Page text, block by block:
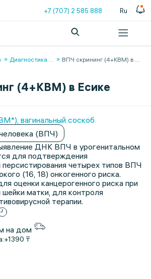
+7 (707) 2 585 888 Ru
Диагностика ... ВПЧ скрининг (4+КВМ) в ...
(4+КВМ) в Есике
вагинальный соскоб
(ВПЧ)
ДНК ВПЧ в урогенитальном
для подтверждения
персистирования четырех типов ВПЧ
(16, 18) онкогенного риска.
оценки канцерогенного риска при
шейки матки, для контроля
терапии.
на дом
+1390 ₸